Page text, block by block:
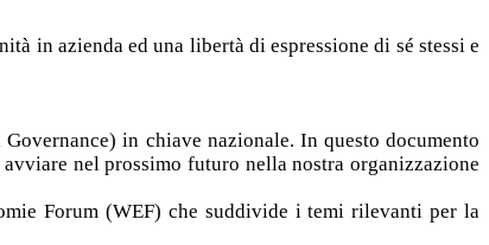
in azienda ed una libertà di espressione di sé stessi e
in chiave nazionale. In questo documento
nel prossimo futuro nella nostra organizzazione
Forum (WEF) che suddivide i temi rilevanti per la